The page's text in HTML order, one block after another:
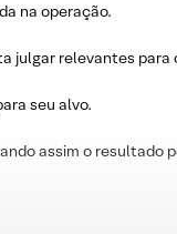
na operação.
julgar relevantes para
seu alvo.
assim o resultado